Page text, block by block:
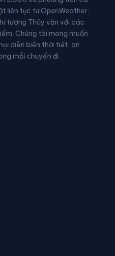
Xã Đồng Yên
Xã Đường Hồng
Xã Giáp Trung
liên tục từ OpenWeather,
tượng Thủy văn với các
Chúng tôi mong muốn
diễn biến thời tiết, an
mỗi chuyến đi.